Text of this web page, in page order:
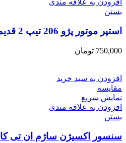
بستن
استپر موتور پژو 206 تیپ 2 قدیم TU3
750,000 تومان
افزودن به سبد خرید
مقایسه
نمایش سریع
افزودن به علاقه مندی
بستن
سنسور اکسیژن ساژم ان تی کا NTK (سوکت سبز)